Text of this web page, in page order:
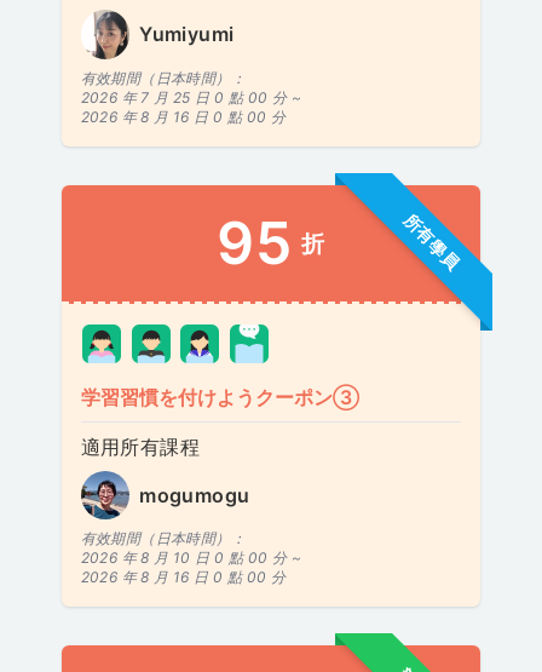
Yumiyumi
有效期間（日本時間）：
2026 年 7 月 25 日 0 點 00 分 ~
2026 年 8 月 16 日 0 點 00 分
所有學員
95 折
学習習慣を付けようクーポン③
適用所有課程
mogumogu
有效期間（日本時間）：
2026 年 8 月 10 日 0 點 00 分 ~
2026 年 8 月 16 日 0 點 00 分